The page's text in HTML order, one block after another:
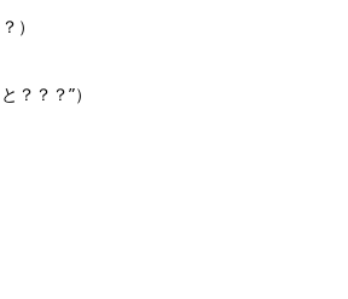
）
？？？”）